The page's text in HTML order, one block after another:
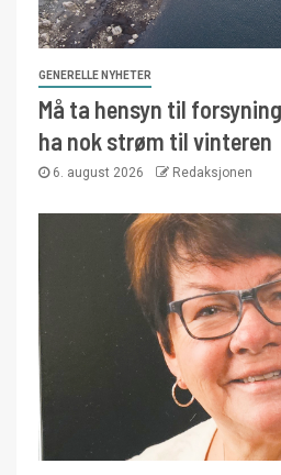
GENERELLE NYHETER
Må ta hensyn til
ha nok strøm til vinteren
6. august 2026 Redaksjonen